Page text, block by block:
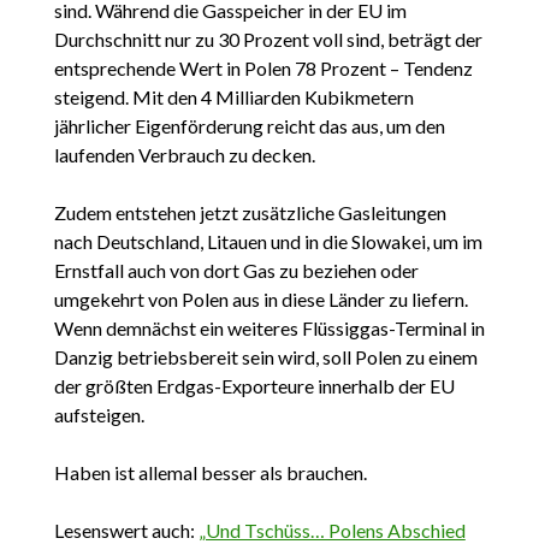
sind. Während die Gasspeicher in der EU im
Durchschnitt nur zu 30 Prozent voll sind, beträgt der
entsprechende Wert in Polen 78 Prozent – Tendenz
steigend. Mit den 4 Milliarden Kubikmetern
jährlicher Eigenförderung reicht das aus, um den
laufenden Verbrauch zu decken.
Zudem entstehen jetzt zusätzliche Gasleitungen
nach Deutschland, Litauen und in die Slowakei, um im
Ernstfall auch von dort Gas zu beziehen oder
umgekehrt von Polen aus in diese Länder zu liefern.
Wenn demnächst ein weiteres Flüssiggas-Terminal in
Danzig betriebsbereit sein wird, soll Polen zu einem
der größten Erdgas-Exporteure innerhalb der EU
aufsteigen.
Haben ist allemal besser als brauchen.
Lesenswert auch: „Und Tschüss… Polens Abschied